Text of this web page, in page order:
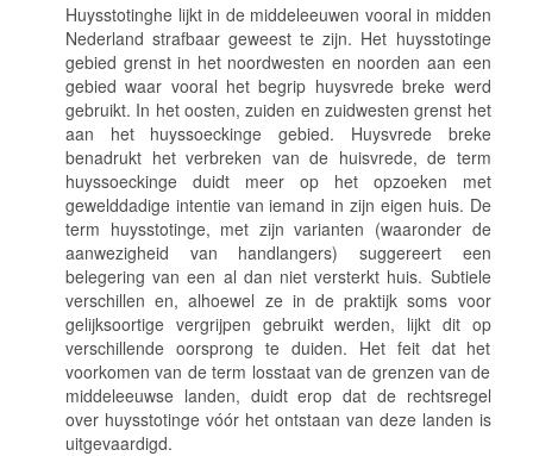
Huysstotinghe lijkt in de middeleeuwen vooral in midden
Nederland strafbaar geweest te zijn. Het huysstotinge
gebied grenst in het noordwesten en noorden aan een
gebied waar vooral het begrip huysvrede breke werd
gebruikt. In het oosten, zuiden en zuidwesten grenst het
aan het huyssoeckinge gebied. Huysvrede breke
benadrukt het verbreken van de huisvrede, de term
huyssoeckinge duidt meer op het opzoeken met
gewelddadige intentie van iemand in zijn eigen huis. De
term huysstotinge, met zijn varianten (waaronder de
aanwezigheid van handlangers) suggereert een
belegering van een al dan niet versterkt huis. Subtiele
verschillen en, alhoewel ze in de praktijk soms voor
gelijksoortige vergrijpen gebruikt werden, lijkt dit op
verschillende oorsprong te duiden. Het feit dat het
voorkomen van de term losstaat van de grenzen van de
middeleeuwse landen, duidt erop dat de rechtsregel
over huysstotingevóór het ontstaan van deze landen is
uitgevaardigd.